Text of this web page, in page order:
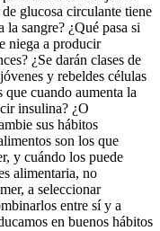
glucosa circulante tiene
la sangre? ¿Qué pasa si
niega a producir
¿Se darán clases de
y rebeldes células
que cuando aumenta la
insulina? ¿O
sus hábitos
son los que
y cuándo los puede
alimentaria, no
a seleccionar
entre sí y a
en buenos hábitos